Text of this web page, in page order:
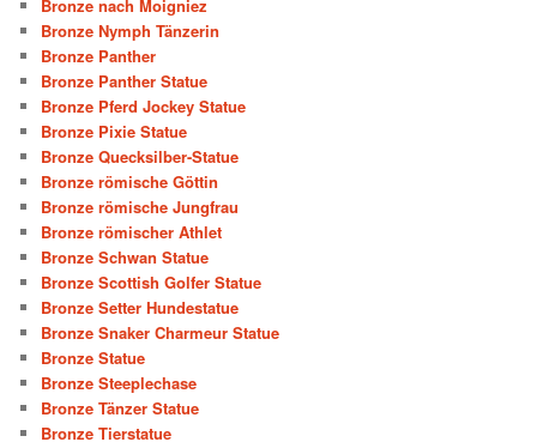
Bronze nach Moigniez
Bronze Nymph Tänzerin
Bronze Panther
Bronze Panther Statue
Bronze Pferd Jockey Statue
Bronze Pixie Statue
Bronze Quecksilber-Statue
Bronze römische Göttin
Bronze römische Jungfrau
Bronze römischer Athlet
Bronze Schwan Statue
Bronze Scottish Golfer Statue
Bronze Setter Hundestatue
Bronze Snaker Charmeur Statue
Bronze Statue
Bronze Steeplechase
Bronze Tänzer Statue
Bronze Tierstatue